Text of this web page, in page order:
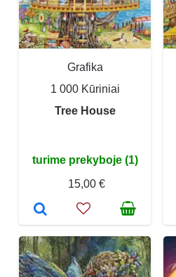
Grafika
1 000 Kūriniai
Tree House
turime prekyboje (1)
15,00 €